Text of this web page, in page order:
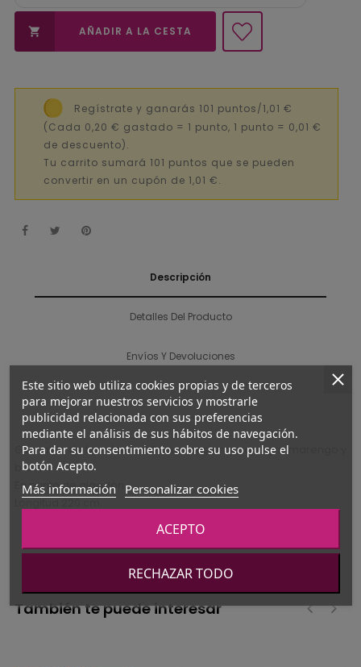
 AÑADIR A LA CESTA
Regístrate y ganarás 101 puntos/1,01 €
(Cada 0,20 € gastado = 1 punto, 1 punto = 0,01 €
de descuento).
Tu carrito sumará 101 puntos que se pueden
convertir en un cupón de 1,01 €.
Descripción
Detalles Del Producto
Envíos Y Devoluciones
Guirnalda de banderines Guau en estampados gris marengo y
blanco
En punto de algodón.
Longitud 220 cm.
También te puede interesar
Este sitio web utiliza cookies propias y de terceros
para mejorar nuestros servicios y mostrarle
publicidad relacionada con sus preferencias
mediante el análisis de sus hábitos de navegación.
Para dar su consentimiento sobre su uso pulse el
botón Acepto.
Más información Personalizar cookies
RECHAZAR TODO
ACEPTO